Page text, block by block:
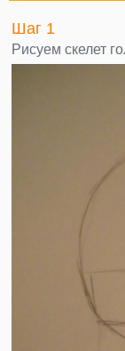
Шаг 1
Рисуем скелет